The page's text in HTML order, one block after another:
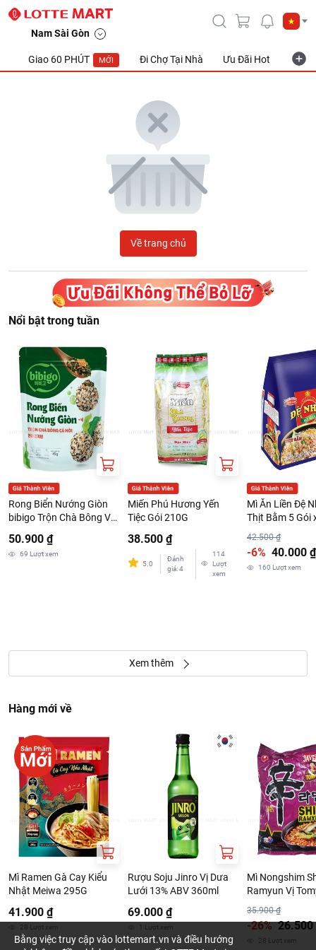
Nam Sài Gòn
Giao 60 PHÚT MỚI Đi Chợ Tại Nhà Ưu Đãi Hot
Về trang chủ
Nổi bật trong tuần
Rong Biển Nướng Giòn
bibigo Trộn Chà Bông Và
50.900 ₫
69 Lượt xem
Miến Phú Hương Yến
Tiệc Gói 210G
38.500 ₫
5.0
Đánh
giá:4
114
Lượt
xem
Mì Ăn Liền Đệ
Thịt Bằm 5 Gói
42.500 ₫
-6% 40.000 ₫
160 Lượt xem
Xem thêm
Hàng mới về
Mì Ramen Gà Cay Kiểu
Nhật Meiwa 295G
41.900 ₫
28 Lượt xem
Rượu Soju Jinro Vị Dưa
Lưới 13% ABV 360ml
69.000 ₫
Lượt xem
Mì Nongshim
Ramyun Vị
35.900 ₫
-26% 26.500
28 Lượt xem
Bằng việc truy cập vào lottemart.vn và điều hướng
LOTTE Mart Viet Nam